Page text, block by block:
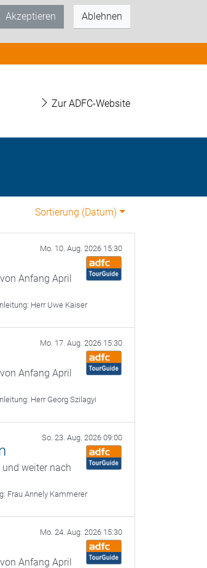
Akzeptieren Ablehnen
Zur ADFC-Website
Sortierung (Datum)
Mo. 10. Aug. 2026 15:30
Anfang April
Herr Uwe Kaiser
Mo. 17. Aug. 2026 15:30
Anfang April
Herr Georg Szilagyi
So. 23. Aug. 2026 09:00
weiter nach
Frau Annely Kammerer
Mo. 24. Aug. 2026 15:30
Anfang April